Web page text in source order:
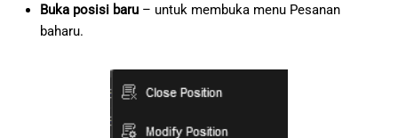
Buka posisi baru– untuk membuka menu Pesanan
baharu.